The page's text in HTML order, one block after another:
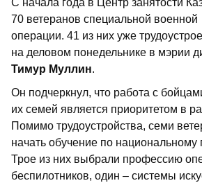
С начала года в Центр занятости
70 ветеранов специальной военной
операции. 41 из них уже
на деловом понедельнике в мэрии
Тимур Муллин.
Он подчеркнул, что работа с
их семей является приоритетом в
Помимо трудоустройства, семи
начать обучение по национальному
Трое из них выбрали профессию
беспилотников, один – системы